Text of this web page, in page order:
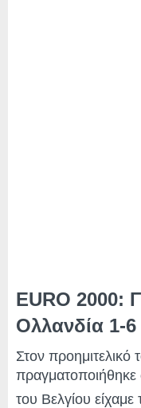
EURO 2000:
Ολλανδία 1-6
Στον
πραγματοποιήθηκε
του Βελγίου είχαμε